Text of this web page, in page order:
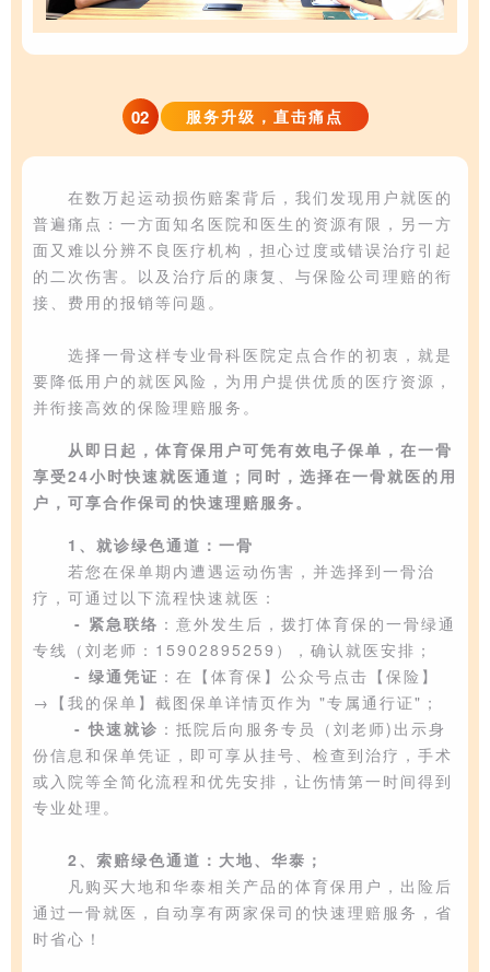
02 服务升级，直击痛点
在数万起运动损伤赔案背后，我们发现用户就医的
普遍痛点：一方面知名医院和医生的 资源有限，另一方
面又难以分辨不良医疗机构 ，担心过度或错误治疗引起
的二次伤害。以及治疗后的康复、与保险公司理赔的衔
接、费用的报销等问题。
选择一骨这样专业骨科医院定点合作的初衷，就是
要降低用户的就医风险，为用户提供优质的医疗资源，
并衔接高效的保险理赔服务。
从即日起，体育保用户可凭有效电子保单，在一骨
享受24小时快速就医通道；同时，选择在一骨就医的用
户，可享合作保司的快速理赔服务。
1、 就诊绿色通道：一骨
若您在保单期内遭遇运动伤害，并选择到一骨治
疗，可通过以下流程快速就医：
- 紧急联络 ：意外发生后，拨打体育保的一骨绿通
专线（刘老师：15902895259），确认就医安排；
- 绿通凭证 ：在【体育保】公众号点击【保险】
→【我的保单】截图保单详情页作为 "专属通行证"；
- 快速就诊 ：抵院后向服务专员（刘老师)出示身
份信息和保单凭证，即可享 从挂号、检查到治疗，手术
或入院等全简化流程和优先安排，让伤情第一时间得到
专业处理。
2、索赔绿色通道：大地、华泰；
凡购买大地和华泰相关产品的体育保用户，出险后
通过一骨就医，自动享有两家保司的快速理赔服务，省
时省心！